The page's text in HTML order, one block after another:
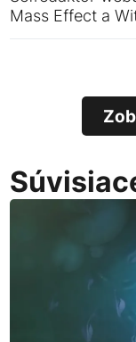
Mass Effect a